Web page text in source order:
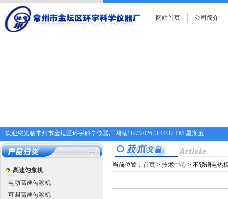
网站首页 公司简介
欢迎您光临常州市金坛区环宇科学仪器厂网站! 8/7/2026, 3:44:33 PM 星期五
高速匀浆机
电动高速匀浆机
可调高速匀浆机
当前位置： 首页 > 技术中心 > 不锈钢电热